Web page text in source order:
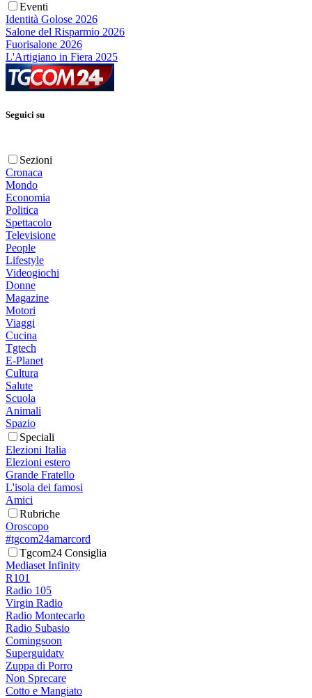
Eventi
Identità Golose 2026
Salone del Risparmio 2026
Fuorisalone 2026
L'Artigiano in Fiera 2025
Seguici su
Sezioni
Cronaca
Mondo
Economia
Politica
Spettacolo
Televisione
People
Lifestyle
Videogiochi
Donne
Magazine
Motori
Viaggi
Cucina
Tgtech
E-Planet
Cultura
Salute
Scuola
Animali
Spazio
Speciali
Elezioni Italia
Elezioni estero
Grande Fratello
L'isola dei famosi
Amici
Rubriche
Oroscopo
#tgcom24amarcord
Tgcom24 Consiglia
Mediaset Infinity
R101
Radio 105
Virgin Radio
Radio Montecarlo
Radio Subasio
Comingsoon
Superguidatv
Zuppa di Porro
Non Sprecare
Cotto e Mangiato